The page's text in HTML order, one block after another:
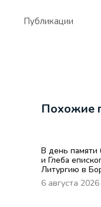
Публикации
Похожие
В день памяти
и Глеба
Литургию в
6 августа 2026